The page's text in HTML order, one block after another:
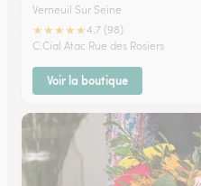
Verneuil Sur Seine
★★★★★4.7 (98)
C.Cial Atac Rue des Rosiers
Voir la boutique